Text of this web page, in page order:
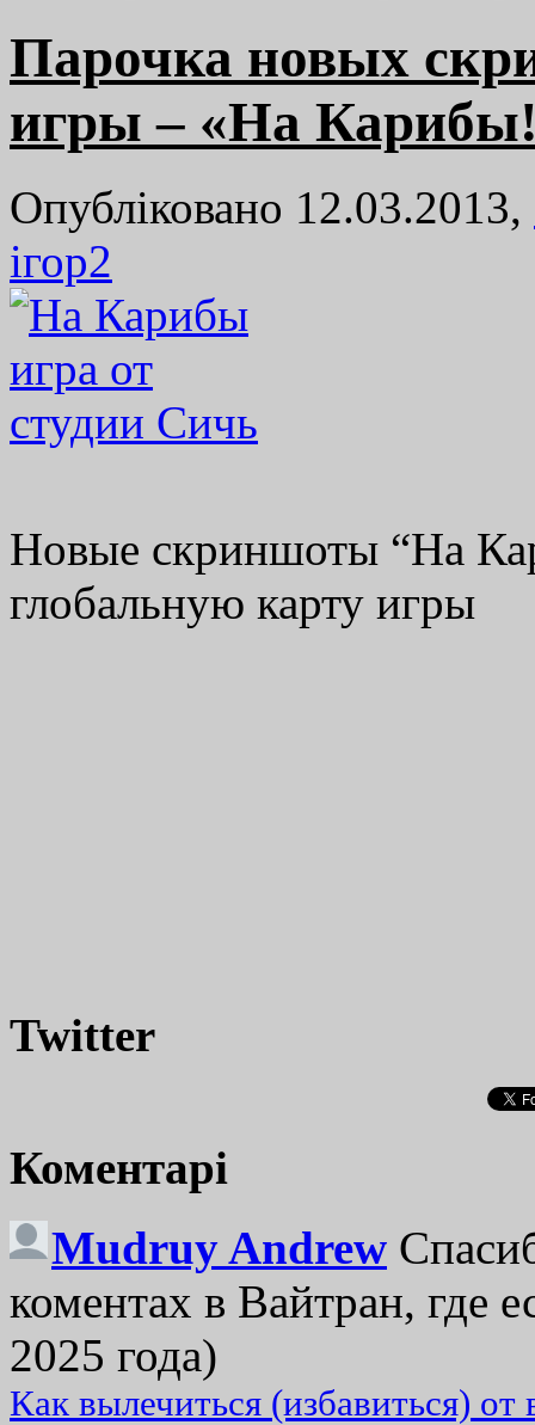
Парочка новых
игры – «На
Опубліковано 12.03.2013,
ігор2
Новые скриншоты “На
глобальную карту игры
Twitter
Коментарі
Mudruy Andrew
коментах в Вайтран, где
2025 года)
Как вылечиться (избавиться)